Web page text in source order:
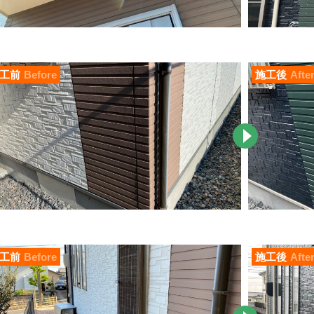
前 Before 施工後 After
前 Before 施工後 After